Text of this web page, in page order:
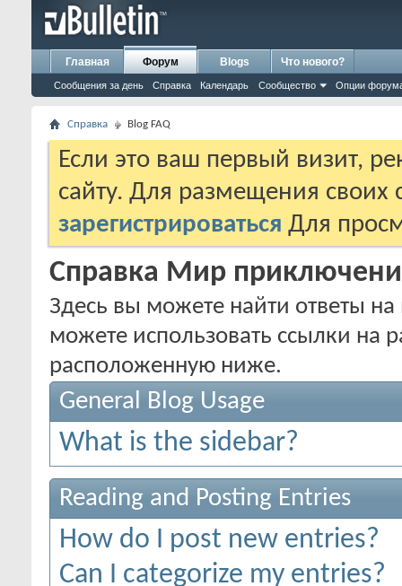
Главная Форум
Сообщения за день Справка Календарь Сообщество Опции
Blogs Что нового?
Справка Blog FAQ
Если это ваш первый визит,
сайту. Для размещения
зарегистрироваться Для
Справка Мир
Здесь вы можете найти ответы
можете использовать ссылки на
расположенную ниже.
General Blog Usage
What is the sidebar?
Reading and Posting Entries
How do I post new entries?
Can I categorize my entries?